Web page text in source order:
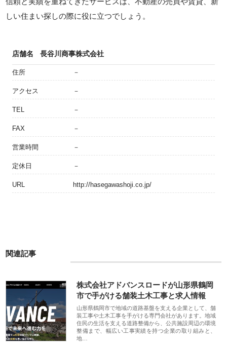
しい住まい探しの際に役に立つでしょう。
店舗名 長谷川商事株式会社
住所 －
アクセス －
TEL －
FAX －
営業時間 －
定休日 －
URL http://hasegawashoji.co.jp/
関連記事
株式会社アドバンスロードが山形県鶴岡
市で手がける舗装土木工事と求人情報
山形県鶴岡市で地域の道路基盤を支える企業として、舗
装工事や土木工事を手がける専門会社があります。地域
住民の生活を支える道路整備から、公共施設周辺の環境
整備まで、幅広い工事実績を持つ企業の取り組みと、
地…